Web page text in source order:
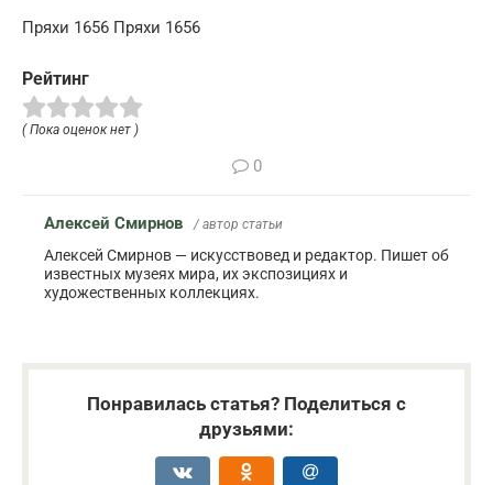
Пряхи 1656 Пряхи 1656
Рейтинг
( Пока оценок нет )
0
Алексей Смирнов / автор статьи
Алексей Смирнов — искусствовед и редактор. Пишет об
известных музеях мира, их экспозициях и
художественных коллекциях.
Понравилась статья? Поделиться с
друзьями: